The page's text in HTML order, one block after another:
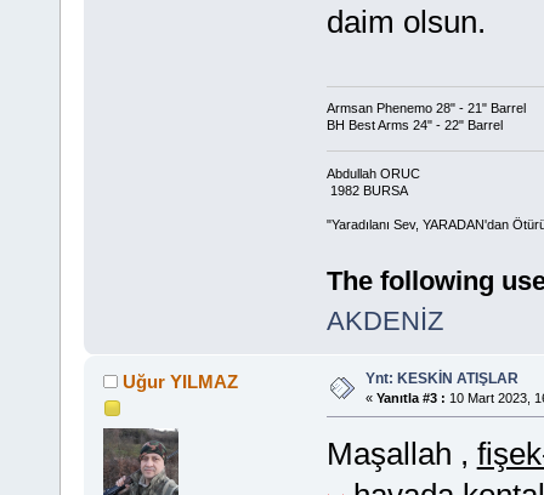
daim olsun.
Armsan Phenemo 28" - 21" Barrel
BH Best Arms 24" - 22" Barrel
Abdullah ORUC
1982 BURSA
"Yaradılanı Sev, YARADAN'dan
The following
AKDENİZ
Uğur YILMAZ Ynt: KESKİN ATIŞLAR
« Yanıtla #3 : 10 Mart 2023,
Maşallah ,